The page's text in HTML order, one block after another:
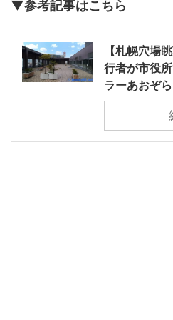
▼参考記事はこちら
【札幌穴場
行者が市役
ラーあおぞ